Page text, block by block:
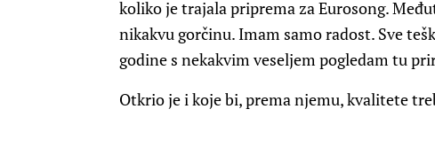
koliko je trajala priprema za Eurosong.
nikakvu gorčinu. Imam samo radost. Sve
godine s nekakvim veseljem pogledam tu
Otkrio je i koje bi, prema njemu, kvalitete